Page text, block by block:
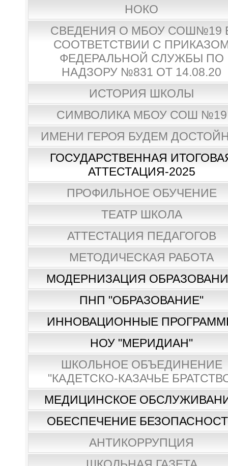
НОКО
СВЕДЕНИЯ О МБОУ СОШ№19
СООТВЕТСТВИИ С
ФЕДЕРАЛЬНОЙ СЛУЖБЫ ПО
НАДЗОРУ №831 ОТ 14.08.20
ИСТОРИЯ ШКОЛЫ
СИМВОЛИКА МБОУ СОШ №19
ИМЕНИ ГЕРОЯ БУДЕМ
ГОСУДАРСТВЕННАЯ
АТТЕСТАЦИЯ-2025
ПРОФИЛЬНОЕ ОБУЧЕНИЕ
ТЕАТР ШКОЛА
АТТЕСТАЦИЯ ПЕДАГОГОВ
МЕТОДИЧЕСКАЯ РАБОТА
МОДЕРНИЗАЦИЯ
ПНП "ОБРАЗОВАНИЕ"
ИННОВАЦИОННЫЕ
НОУ "МЕРИДИАН"
ШКОЛЬНОЕ ОБЪЕДИНЕНИЕ
"КАДЕТСКО-КАЗАЧЬЕ
МЕДИЦИНСКОЕ
ОБЕСПЕЧЕНИЕ
АНТИКОРРУПЦИЯ